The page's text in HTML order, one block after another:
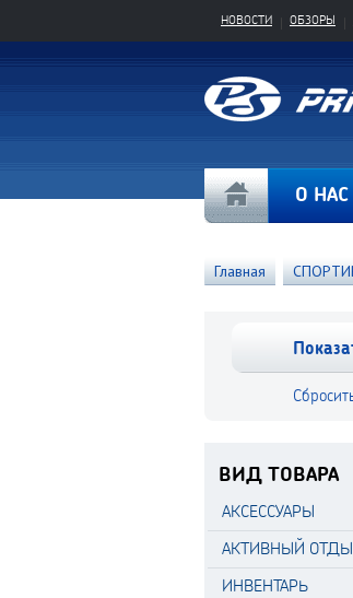
НОВОСТИ ОБЗОРЫ
О НАС
Главная
ВИД ТОВАРА
АКСЕССУАРЫ
АКТИВНЫЙ
ИНВЕНТАРЬ